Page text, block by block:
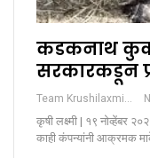
कडकनाथ
सरकारकडून
Team Krushilaxmi
कृषी लक्ष्मी | १९ नोव्हेंबर
काही कंपन्यांनी आक्रमक